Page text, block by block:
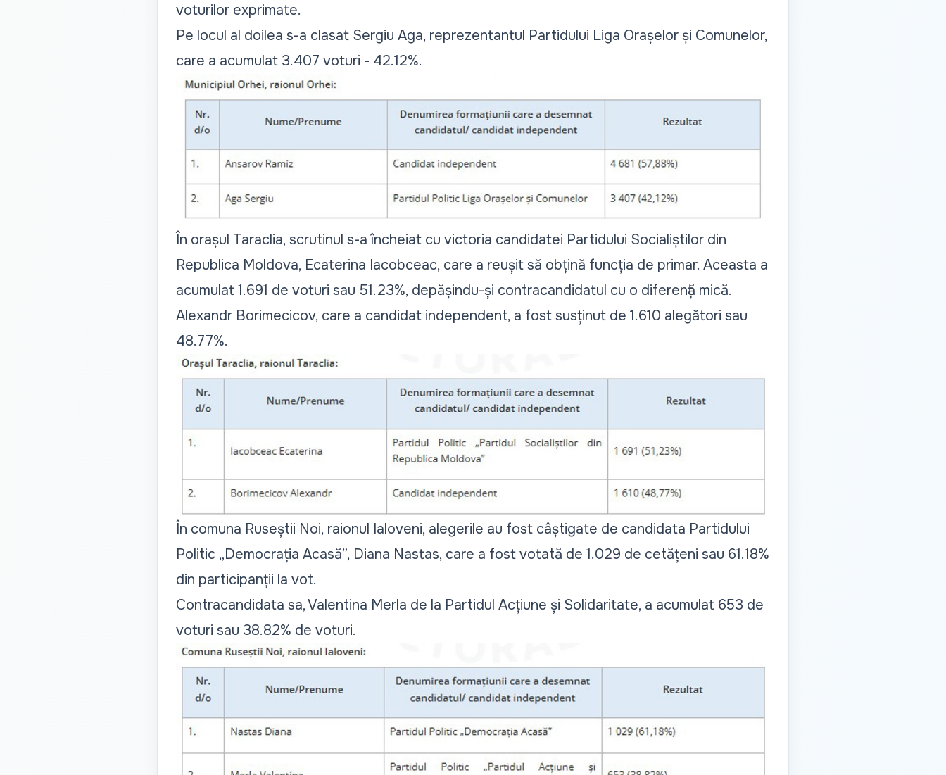
voturilor exprimate.
Pe locul al doilea s-a clasat Sergiu Aga, reprezentantul Partidului Liga Orașelor și Comunelor,
care a acumulat 3.407 voturi - 42.12%.
În orașul Taraclia, scrutinul s-a încheiat cu victoria candidatei Partidului Socialiștilor din
Republica Moldova, Ecaterina Iacobceac, care a reușit să obțină funcția de primar. Aceasta a
acumulat 1.691 de voturi sau 51.23%, depășindu-și contracandidatul cu o diferență mică.
Alexandr Borimecicov, care a candidat independent, a fost susținut de 1.610 alegători sau
48.77%.
În comuna Ruseștii Noi, raionul Ialoveni, alegerile au fost câștigate de candidata Partidului
Politic „Democrația Acasă”, Diana Nastas, care a fost votată de 1.029 de cetățeni sau 61.18%
din participanții la vot.
Contracandidata sa, Valentina Merla de la Partidul Acțiune și Solidaritate, a acumulat 653 de
voturi sau 38.82% de voturi.